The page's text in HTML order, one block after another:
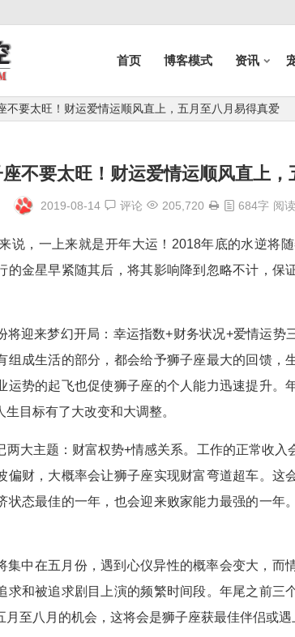
首页 博客模式 资讯
不要太旺！财运爱情运顺风直上，五月至八月易得真爱
不要太旺！财运爱情运顺风直上
2019-08-14 评论 205,720 684字 阅
说，一上来就是开年大运！2018年底的水逆将
的金星早紧随其后，将其影响降到忽略不计，保
将迎来梦幻开局：幸运指数+财务状况+爱情运势
组成生活的部分，都会给予狮子座最大的回馈，
运势的起飞也促使狮子座的个人能力迅速提升。
目标有了大改变和大调整。
两大主题：财富权势+情感关系。工作的正常收
偏财，大概率会让狮子座实现财富弯道超车。这
状态最佳的一年，也会迎来败家能力最强的一年
集中在五月份，遇到心仪异性的概率会变大，而
求和被追求剧目上演的频繁时间段。年尾之前三
至八月的机会，这将会是狮子座获最佳伴侣或遇